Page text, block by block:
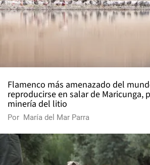
Flamenco más amenazado del
reproducirse en salar de Maricunga,
minería del litio
Por María del Mar Parra